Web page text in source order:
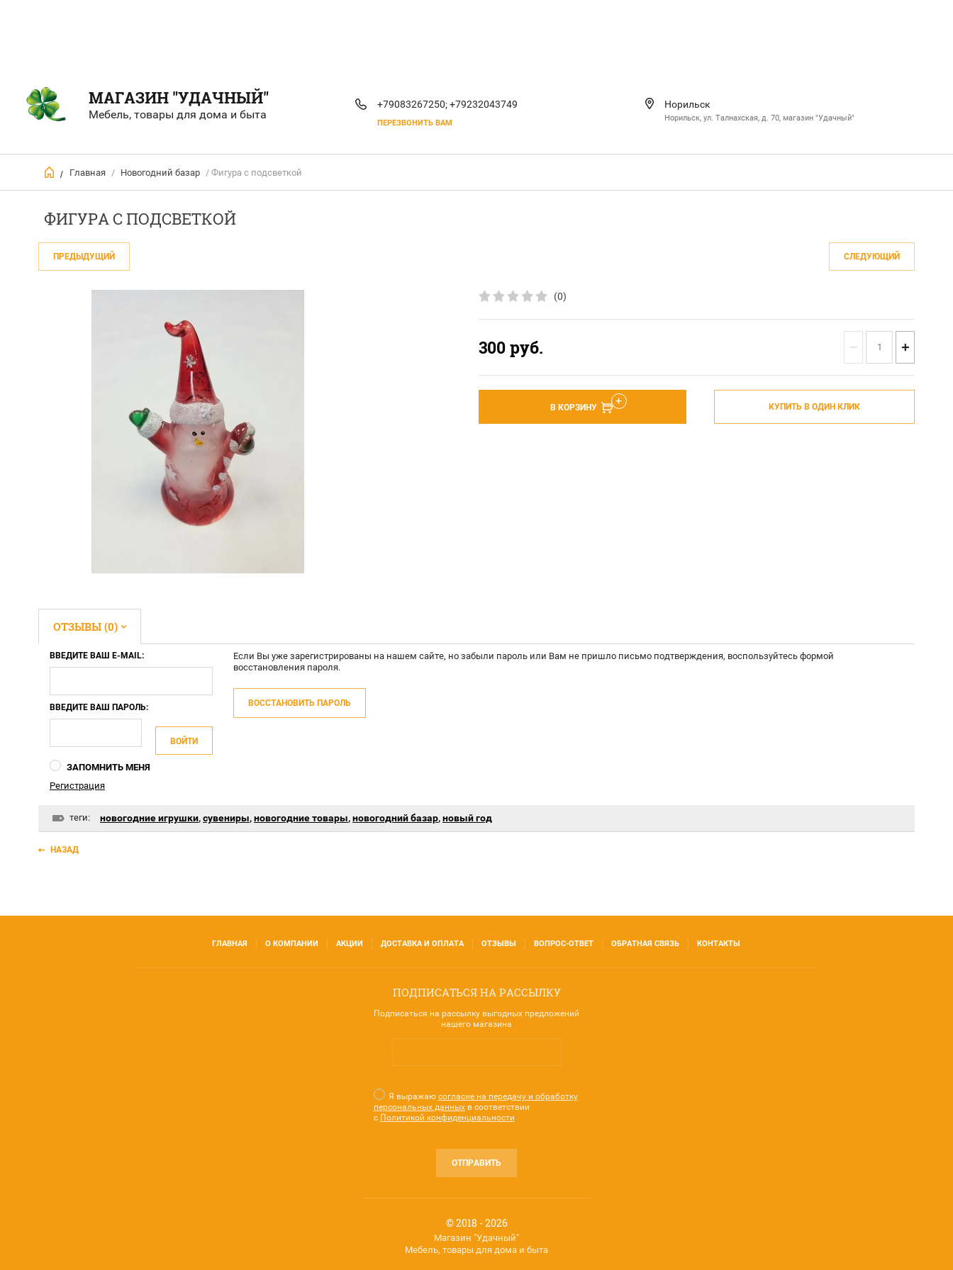
МАГАЗИН "УДАЧНЫЙ"
Мебель, товары для дома и быта
+79083267250;+79232043749
ПЕРЕЗВОНИТЬ ВАМ
Норильск
Норильск, ул. Талнахская, д. 70, магазин "Удачный"
/ Главная / Новогодний базар / Фигура с подсветкой
ФИГУРА С ПОДСВЕТКОЙ
ПРЕДЫДУЩИЙ СЛЕДУЮЩИЙ
(0)
300 руб. − +
В КОРЗИНУ КУПИТЬ В ОДИН КЛИК
ОТЗЫВЫ (0)
ВВЕДИТЕ ВАШ E-MAIL:
ВВЕДИТЕ ВАШ ПАРОЛЬ:
ВОЙТИ
ЗАПОМНИТЬ МЕНЯ
Регистрация
Если Вы уже зарегистрированы на нашем сайте, но забыли пароль или Вам не пришло письмо подтверждения, воспользуйтесь формой
восстановления пароля.
ВОССТАНОВИТЬ ПАРОЛЬ
теги: новогодние игрушки,сувениры,новогодние товары,новогодний базар,новый год
НАЗАД
ГЛАВНАЯ О КОМПАНИИ АКЦИИ ДОСТАВКА И ОПЛАТА ОТЗЫВЫ ВОПРОС-ОТВЕТ ОБРАТНАЯ СВЯЗЬ КОНТАКТЫ
ПОДПИСАТЬСЯ НА РАССЫЛКУ
Подписаться на рассылку выгодных предложений
нашего магазина
Я выражаю согласие на передачу и обработку
персональных данныхв соответствии
с Политикой конфиденциальности
ОТПРАВИТЬ
© 2018 - 2026
Магазин "Удачный"
Мебель, товары для дома и быта